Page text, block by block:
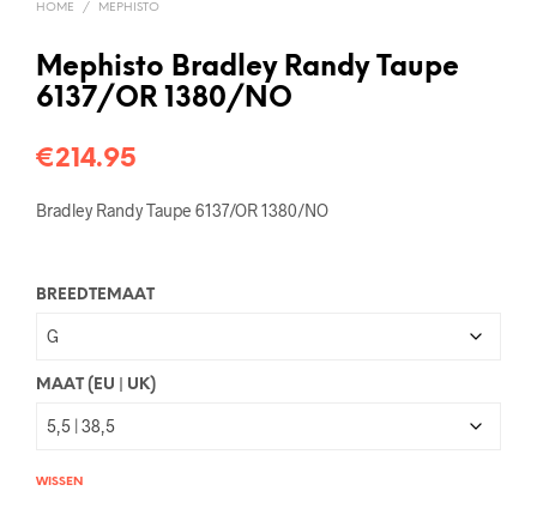
HOME / MEPHISTO
Mephisto Bradley Randy Taupe
6137/OR 1380/NO
€214.95
Bradley Randy Taupe 6137/OR 1380/NO
BREEDTEMAAT
MAAT (EU | UK)
WISSEN